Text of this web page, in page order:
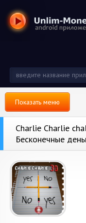
Показать меню
Charlie Charlie
Бесконечные